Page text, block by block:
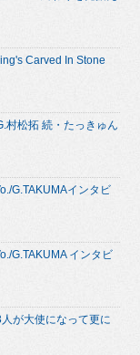
Carved In Stone
村松拓 続・たっきゅん
G.TAKUMAインタビ
G.TAKUMA インタビ
が大使になって更に